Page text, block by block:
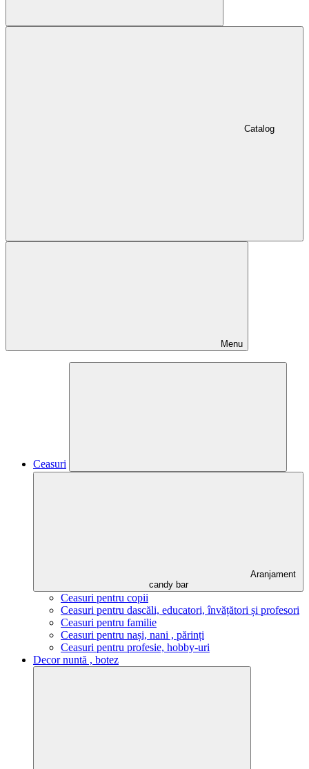
Catalog
Menu
Ceasuri
Aranjament
candy bar
Ceasuri pentru copii
Ceasuri pentru dascăli, educatori, învățători și profesori
Ceasuri pentru familie
Ceasuri pentru nași, nani , părinți
Ceasuri pentru profesie, hobby-uri
Decor nuntă , botez